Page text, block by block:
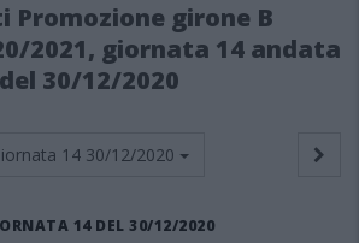
Promozione girone B
2021, giornata 14 andata
del 30/12/2020
14 30/12/2020
14 DEL 30/12/2020